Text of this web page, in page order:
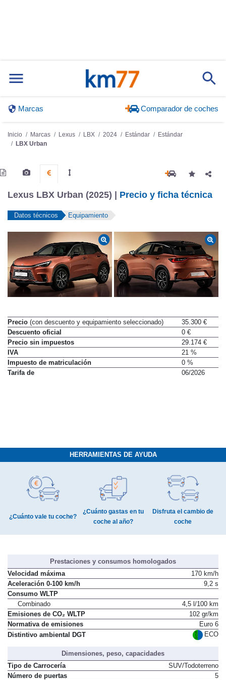
Marcas Comparador de coches
Inicio Marcas Lexus LBX 2024 Estándar
Estándar
LBX Urban
Lexus LBX Urban (2025) | Precio y ficha técnica
Datos técnicos Equipamiento
Precio (con descuento y equipamiento seleccionado)
35.300 €
Descuento oficial
0 €
Precio sin impuestos
29.174 €
IVA
21 %
Impuesto de matriculación
0 %
Tarifa de
06/2026
HERRAMIENTAS DE AYUDA
¿Cuánto vale tu coche?
¿Cuánto gastas en tu
coche al año?
Disfruta el cambio de
coche
Prestaciones y consumos homologados
Velocidad máxima
170 km/h
Aceleración 0-100 km/h
9,2 s
Consumo WLTP
Combinado
4,5 l/100 km
Emisiones de CO₂ WLTP
102 gr/km
Normativa de emisiones
Euro 6
Distintivo ambiental DGT
ECO
Dimensiones, peso, capacidades
Tipo de Carrocería
SUV/Todoterreno
Número de puertas
5